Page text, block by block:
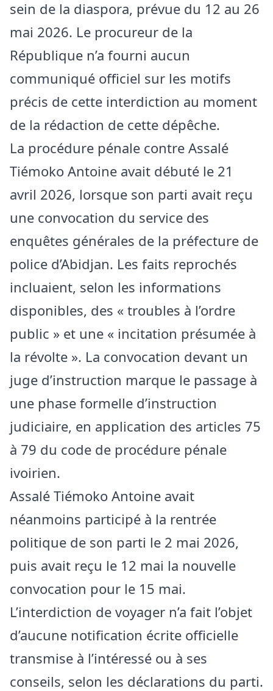
sein de la diaspora, prévue du 12 au 26
mai 2026. Le procureur de la
République n’a fourni aucun
communiqué officiel sur les motifs
précis de cette interdiction au moment
de la rédaction de cette dépêche.
La procédure pénale contre Assalé
Tiémoko Antoine avait débuté le 21
avril 2026, lorsque son parti avait reçu
une convocation du service des
enquêtes générales de la préfecture de
police d’Abidjan. Les faits reprochés
incluaient, selon les informations
disponibles, des « troubles à l’ordre
public » et une « incitation présumée à
la révolte ». La convocation devant un
juge d’instruction marque le passage à
une phase formelle d’instruction
judiciaire, en application des articles 75
à 79 du code de procédure pénale
ivoirien.
Assalé Tiémoko Antoine avait
néanmoins participé à la rentrée
politique de son parti le 2 mai 2026,
puis avait reçu le 12 mai la nouvelle
convocation pour le 15 mai.
L’interdiction de voyager n’a fait l’objet
d’aucune notification écrite officielle
transmise à l’intéressé ou à ses
conseils, selon les déclarations du parti.